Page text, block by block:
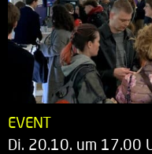
EVENT
Di. 20.10. um 17.00